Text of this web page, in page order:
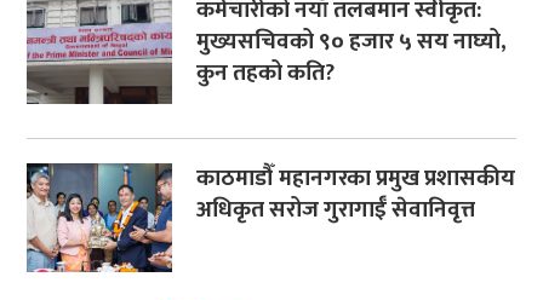
कर्मचारीको नयाँ तलबमान स्वीकृत:
मुख्यसचिवको ९० हजार ५ सय नाघ्यो,
कुन तहको कति?
काठमाडौँ महानगरका प्रमुख प्रशासकीय
अधिकृत सरोज गुरागाईँ सेवानिवृत्त